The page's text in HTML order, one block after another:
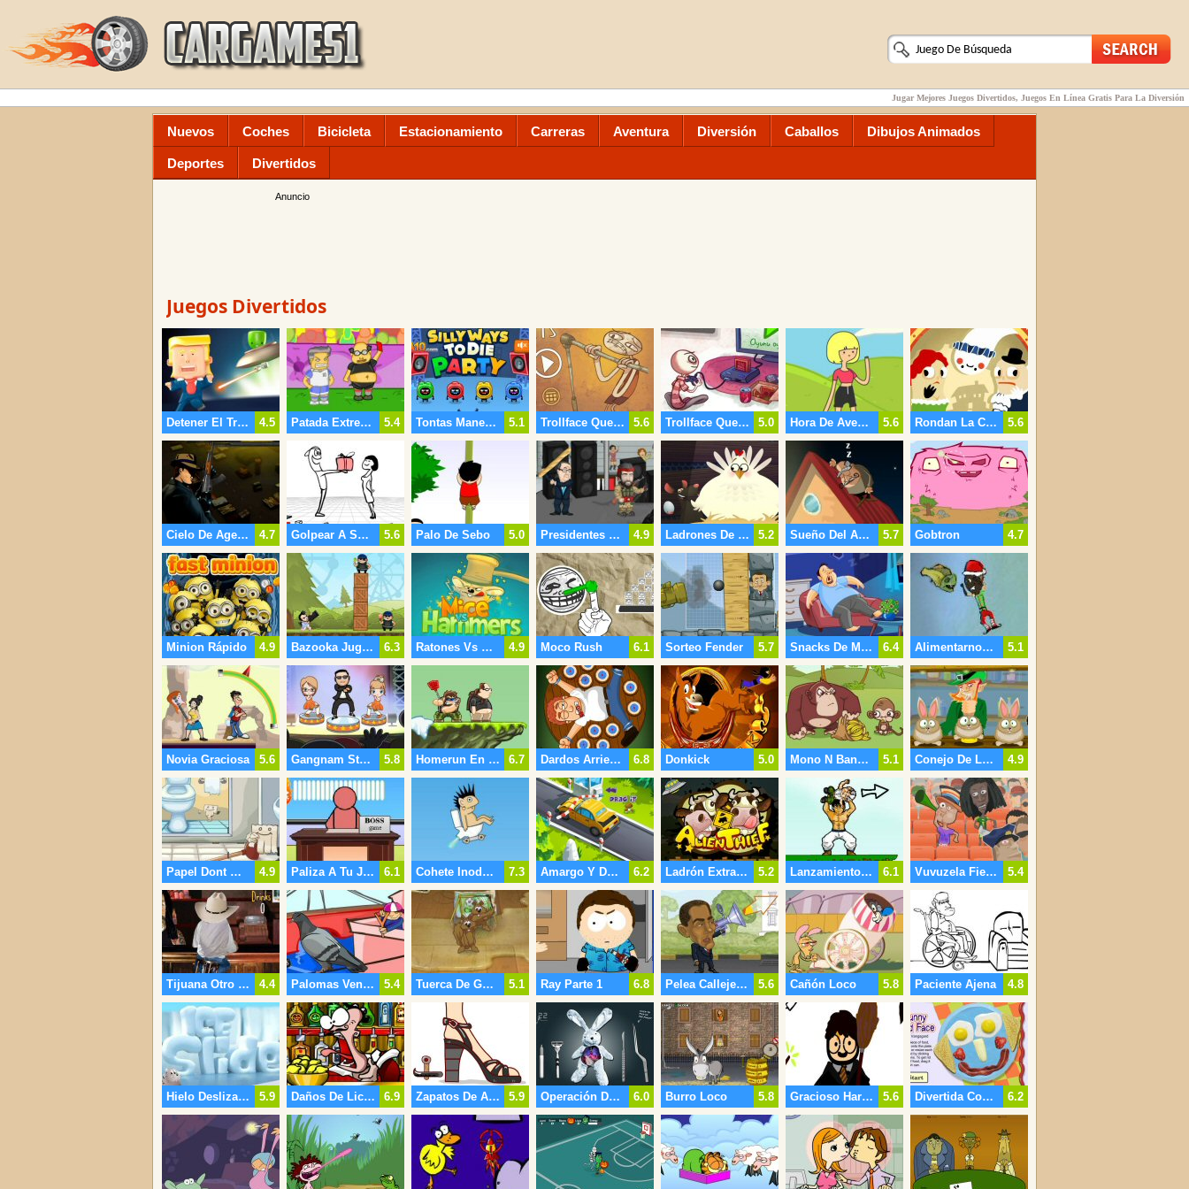
Jugar Mejores Juegos Divertidos, Juegos En Línea Gratis Para La Diversión
Nuevos Coches Bicicleta Estacionamiento Carreras Aventura Diversión Caballos Dibujos Animados
Deportes Divertidos
Anuncio
Juegos Divertidos
4.5
Detener El Triunfo De Kim Jong Un 5.4
Patada Extrema 5.1
Tontas Maneras De Morir Parte 5.6
Trollface Quest Deportes 5.0
Trollface Quest Juegos De Video 5.6
Hora De Aventura Princesa Maker 5.6
Rondan La Casa
4.7
Cielo De Agente 5.6
Golpear A Su Ex 5.0
Palo De Sebo 4.9
Presidentes Vs Terroristas 5.2
Ladrones De Ratta 5.7
Sueño Del Abuelo 4.7
Gobtron
4.9
Minion Rápido 6.3
Bazooka Jugoso 4.9
Ratones Vs Martillos 6.1
Moco Rush 5.7
Sorteo Fender 6.4
Snacks De Medianoche 5.1
Alimentarnos Navidad 4 Xpension
5.6
Novia Graciosa 5.8
Gangnam Style Dance 6.7
Homerun En Berkerkland 2 6.8
Dardos Arriesgado 5.0
Donkick 5.1
Mono N Bananas 2 4.9
Conejo De La Suerte
4.9
Papel Dont Move 6.1
Paliza A Tu Jefe 7.3
Cohete Inodoro 6.2
Amargo Y Dulce 5.2
Ladrón Extraterrestre 6.1
Lanzamiento De Enanos 5.4
Vuvuzela Fiebre
4.4
Tijuana Otro Trago 5.4
Palomas Venganza 2 5.1
Tuerca De Guisante 6.8
Ray Parte 1 5.6
Pelea Callejera Presidencial 5.8
Cañón Loco 4.8
Paciente Ajena
5.9
Hielo Deslizante 6.9
Daños De Licores 5.9
Zapatos De Altos 6.0
Operación De Corazón De Conejo 5.8
Burro Loco 5.6
Gracioso Harry Potter 6.2
Divertida Comida Cara